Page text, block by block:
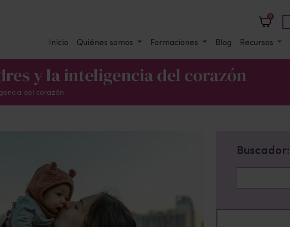
0
Inicio Quiénes somos Formaciones Blog Recursos
y la inteligencia del corazón
del corazón
Buscador: